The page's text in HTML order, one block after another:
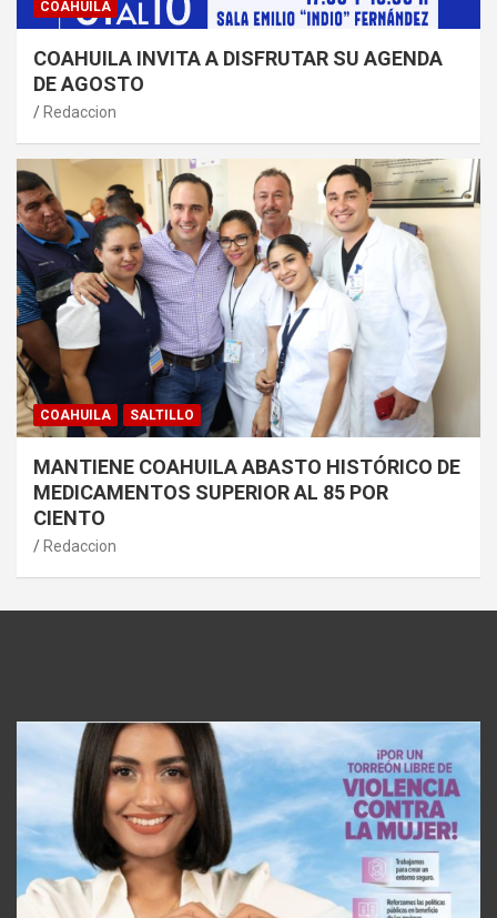
COAHUILA
COAHUILA INVITA A DISFRUTAR SU AGENDA
DE AGOSTO
Redaccion
COAHUILA SALTILLO
MANTIENE COAHUILA ABASTO HISTÓRICO DE
MEDICAMENTOS SUPERIOR AL 85 POR
CIENTO
Redaccion